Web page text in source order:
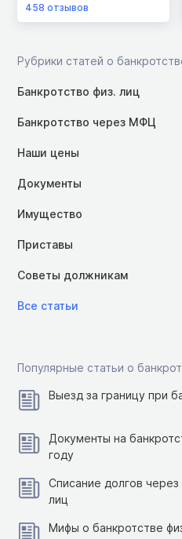
458 отзывов
Рубрики статей о
Банкротство физ. лиц
Банкротство через МФЦ
Наши цены
Документы
Имущество
Приставы
Советы должникам
Все статьи
Популярные статьи о
Выезд за границу при
Документы на
году
Списание долгов через
лиц
Мифы о банкротстве